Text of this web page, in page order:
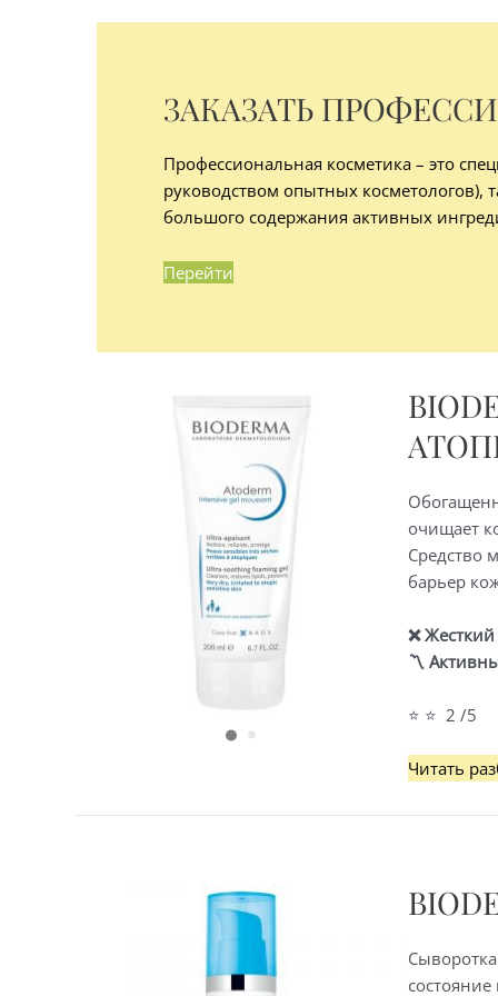
ЗАКАЗАТЬ
Профессиональная косметика – это
руководством опытных косметологов),
большого содержания активных
Перейти
очищает
Средство
барьер
❌Жесткий
〽️
⭐ ⭐ 2 /5
Bioderma
—
для
сухой,
Читать